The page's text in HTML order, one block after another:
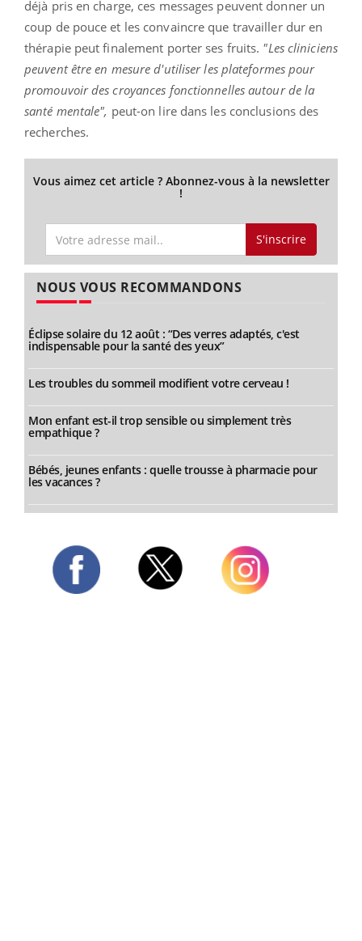
déjà pris en charge, ces messages peuvent donner un
coup de pouce et les convaincre que travailler dur en
thérapie peut finalement porter ses fruits. "Les cliniciens
peuvent être en mesure d'utiliser les plateformes pour
promouvoir des croyances fonctionnelles autour de la
santé mentale", peut-on lire dans les conclusions des
recherches.
Vous aimez cet article ? Abonnez-vous à la newsletter
!
S'inscrire
NOUS VOUS RECOMMANDONS
Éclipse solaire du 12 août : “Des verres adaptés, c'est
indispensable pour la santé des yeux”
Les troubles du sommeil modifient votre cerveau !
Mon enfant est-il trop sensible ou simplement très
empathique ?
Bébés, jeunes enfants : quelle trousse à pharmacie pour
les vacances ?